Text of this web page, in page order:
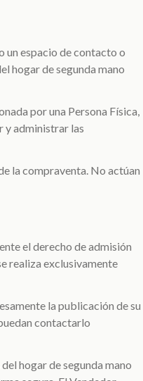
un espacio de contacto o
hogar de segunda mano
por una Persona Física,
y administrar las
la compraventa. No actúan
el derecho de admisión
realiza exclusivamente
la publicación de su
contactarlo
hogar de segunda mano